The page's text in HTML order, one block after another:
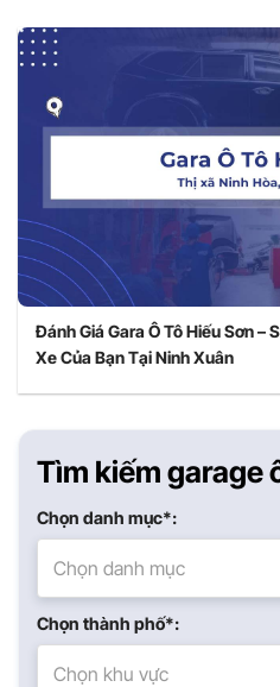
Đánh Giá Gara Ô Tô Hiếu Sơn –
Xe Của Bạn Tại Ninh Xuân
Tìm kiếm garage
Chọn danh mục*:
Chọn danh mục
Chọn thành phố*:
Chọn khu vực